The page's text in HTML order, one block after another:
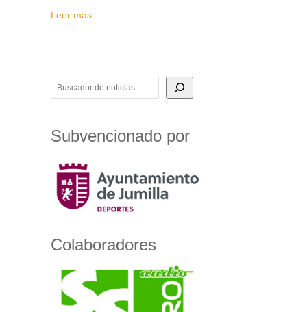
Leer más...
BUSCADOR DE NOTICIAS
Subvencionado por
Colaboradores